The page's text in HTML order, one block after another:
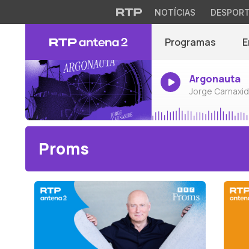
NOTÍCIAS
Programas
Argonauta
Jorge
Proms